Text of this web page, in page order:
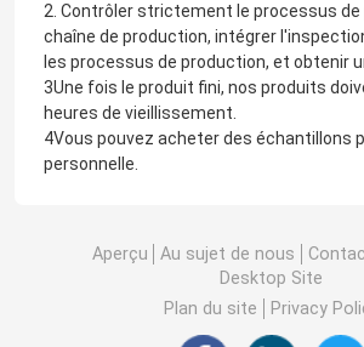
2. Contrôler strictement le processus de
chaîne de production, intégrer
les processus de production, et obtenir
3Une fois le produit fini, nos produits
heures de vieillissement.
4Vous pouvez acheter des échantillons
personnelle.
Aperçu Au sujet de nous
Desktop Site
Plan du site
Privacy